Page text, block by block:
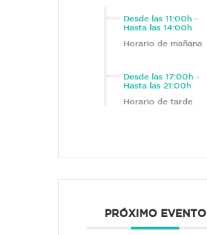
Desde las 11:00h -
Hasta las 14:00h
Horario de mañana
Desde las 17:00h -
Hasta las 21:00h
Horario de tarde
PRÓXIMO EVENTO